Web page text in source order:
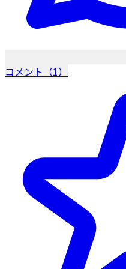
コメント（1）